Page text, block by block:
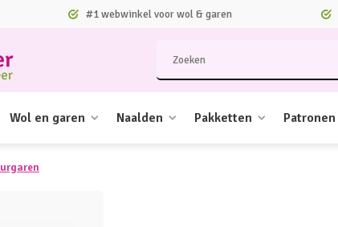
#1 webwinkel voor wol & garen
Wol en garen Naalden Pakketten Patronen